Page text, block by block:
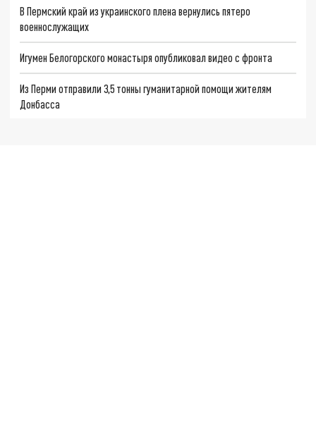
В Пермский край из украинского плена вернулись пятеро
военнослужащих
Игумен Белогорского монастыря опубликовал видео с фронта
Из Перми отправили 3,5 тонны гуманитарной помощи жителям
Донбасса